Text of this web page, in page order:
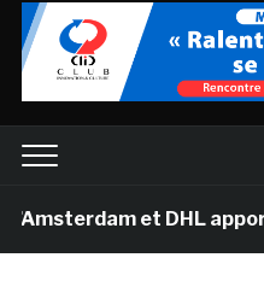
et DHL apportent